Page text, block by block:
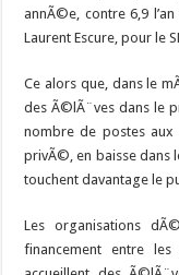
annÃ©e, contre 6,9
Laurent Escure, pour le
Ce alors que, dans le
des Ã©lÃ¨ves dans le
nombre de postes aux
privÃ©, en baisse dans
touchent davantage le
Les organisations
financement entre